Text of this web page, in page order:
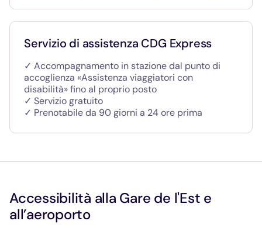
Servizio di assistenza CDG Express
✓ Accompagnamento in stazione dal punto di
accoglienza «Assistenza viaggiatori con
disabilità» fino al proprio posto
✓ Servizio gratuito
✓ Prenotabile da 90 giorni a 24 ore prima
Accessibilità alla Gare de l'Est e
all’aeroporto